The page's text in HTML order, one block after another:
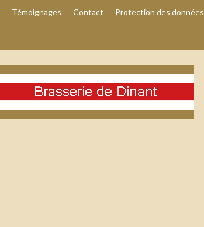
Témoignages Contact Protection des données